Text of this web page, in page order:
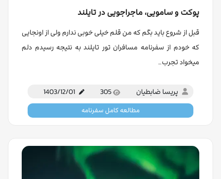
پوکت و سامویی، ماجراجویی در تایلند
قبل از شروع باید بگم که من قلم خیلی خوبی ندارم ولی از اونجایی
که خودم از سفرنامه مسافران تور تایلند به نتیجه رسیدم دلم
میخواد تجرب…
پریسا ضابطیان 305
مطالعه کامل سفرنامه